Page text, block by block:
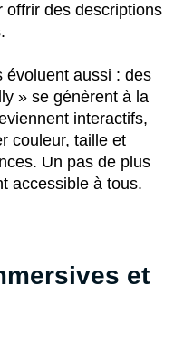
offrir des descriptions
évoluent aussi : des
» se génèrent à la
interactifs,
couleur, taille et
Un pas de plus
accessible à tous.
et